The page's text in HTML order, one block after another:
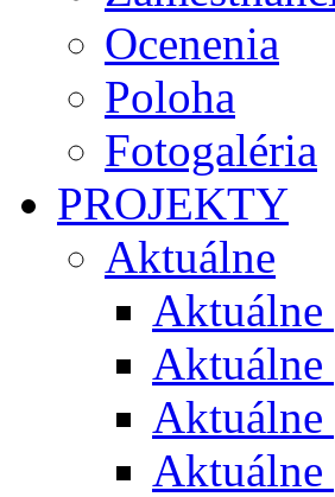
Ocenenia
Poloha
Fotogaléria
PROJEKTY
Aktuálne